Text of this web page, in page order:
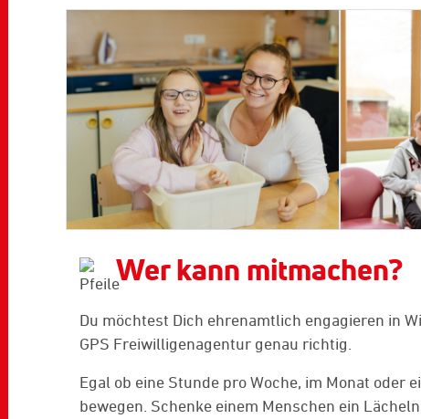
Wer kann mitmachen?
Du möchtest Dich ehrenamtlich engagieren in
GPS Freiwilligenagentur genau richtig.
Egal ob eine Stunde pro Woche, im Monat oder
bewegen. Schenke einem Menschen ein